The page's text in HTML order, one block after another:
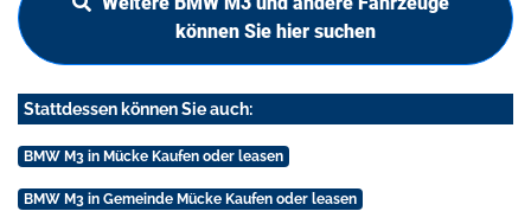
können Sie hier suchen
Stattdessen können Sie auch:
BMW M3 in Mücke Kaufen oder leasen
BMW M3 in Gemeinde Mücke Kaufen oder leasen